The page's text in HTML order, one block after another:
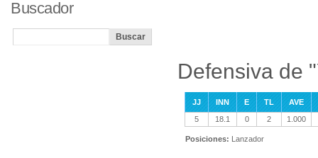
Defensiva de
JJ INN E TL
AVE
5
18.1 0 2 1.000
Posiciones: Lanzador
Buscador